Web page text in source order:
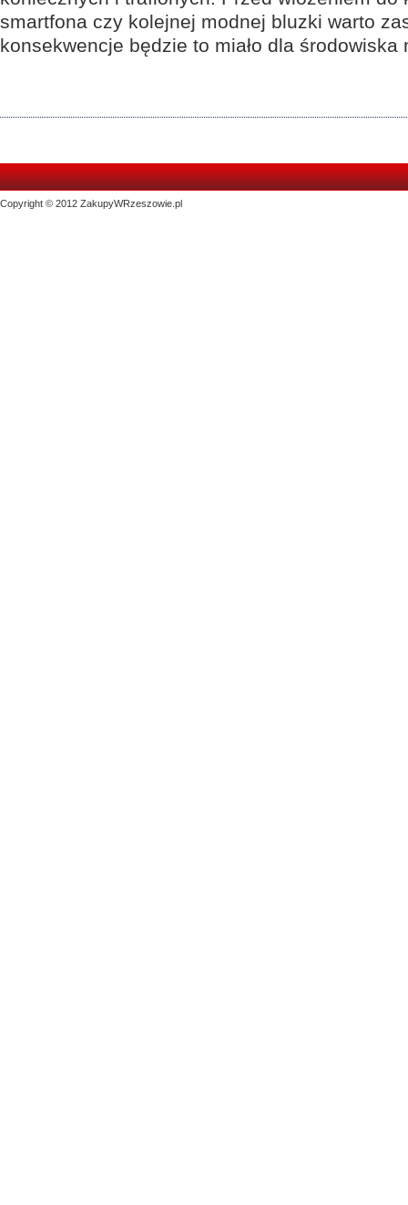
smartfona czy kolejnej modnej bluzki warto
konsekwencje będzie to miało dla środowiska
Copyright © 2012 ZakupyWRzeszowie.pl